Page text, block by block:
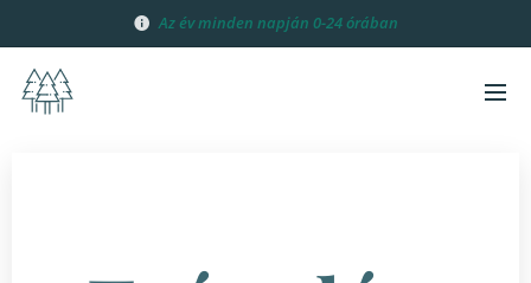
Az év minden napján 0-24 órában